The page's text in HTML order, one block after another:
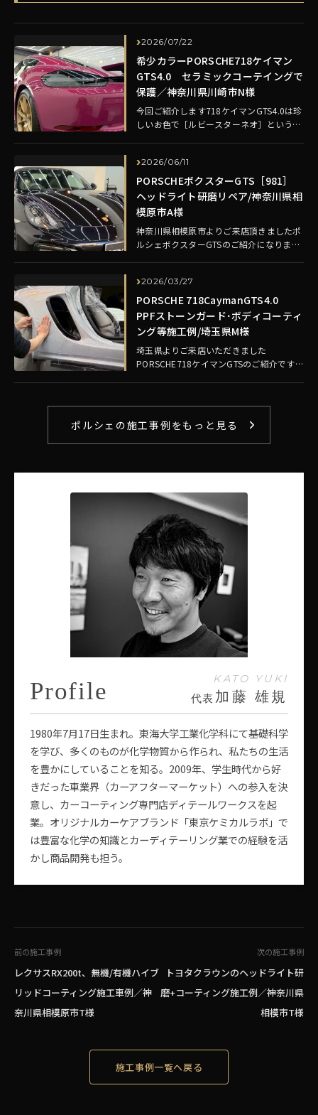
2026/07/22
希少カラーPORSCHE718ケイマン
GTS4.0 セラミックコーテイングで
保護／神奈川県川崎市N様
今回ご紹介します718ケイマンGTS4.0は珍
しいお色で［ルビースターネオ］というカ
2026/06/11
PORSCHEボクスターGTS［981］
ヘッドライト研磨リペア/神奈川県相
模原市A様
神奈川県相模原市よりご来店頂きましたポ
ルシェボクスターGTSのご紹介になりま
です…
2026/03/27
PORSCHE 718CaymanGTS4.0
PPFストーンガード･ボディコーティ
ング等施工例/埼玉県M様
埼玉県よりご来店いただきました
PORSCHE718ケイマンGTSのご紹介です。
テ…
ポルシェの施工事例をもっと見る
Profile 代表
KATO YUKI
加藤 雄規
1980年7月17日生まれ。東海大学工業化学科にて基礎科学
を学び、多くのものが化学物質から作られ、私たちの生活
を豊かにしていることを知る。2009年、学生時代から好
きだった車業界（カーアフターマーケット）への参入を決
意し、カーコーティング専門店ディテールワークスを起
業。オリジナルカーケアブランド「東京ケミカルラボ」で
は豊富な化学の知識とカーディテーリング業での経験を活
かし商品開発も担う。
前の施工事例
レクサスRX200t、無機/有機ハイブ
リッドコーティング施工車例／神
奈川県相模原市T様
次の施工事例
トヨタクラウンのヘッドライト研
磨+コーティング施工例／神奈川県
相模市T様
施工事例一覧へ戻る